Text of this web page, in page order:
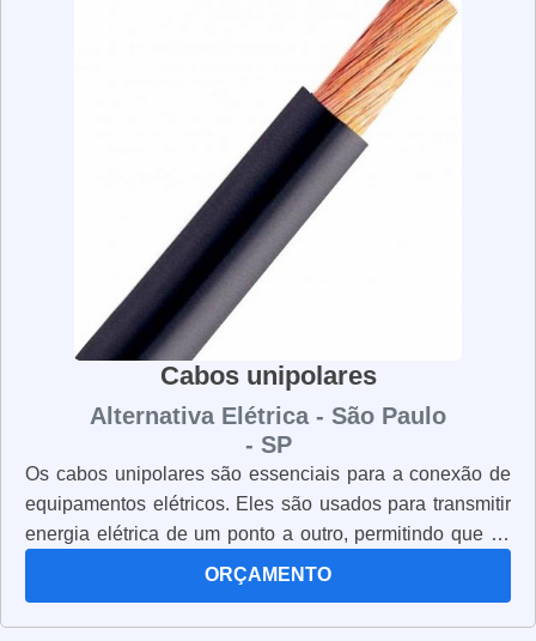
trabalhadores que lidam com energia elétrica, pois eles
oferecem a segurança necessária para evitar acidentes.
É importante que os trabalhadores usem os uniformes
corretamente e que os mantenham limpos e em boas
condições. Os uniformes NR10 são essenciais para
garantir a segurança de todos os trabalhadores que
lidam com energia elétrica.
Cabos unipolares
Alternativa Elétrica - São Paulo
- SP
Os cabos unipolares são essenciais para a conexão de
equipamentos elétricos. Eles são usados para transmitir
energia elétrica de um ponto a outro, permitindo que os
dispositivos funcionem corretamente. Os cabos
duráveis, como cobre, alumínio e aço. Eles são
ORÇAMENTO